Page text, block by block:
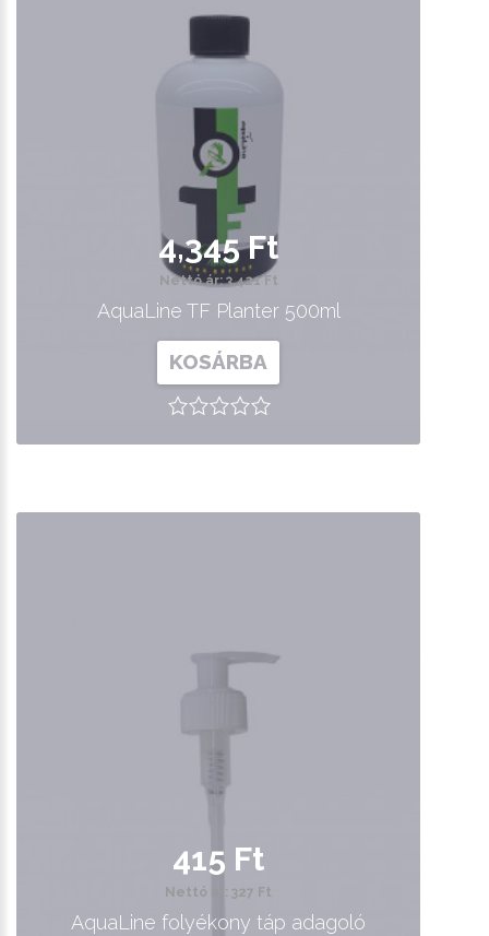
4,345 Ft
Nettó ár: 3,421 Ft
AquaLine TF Planter 500ml
KOSÁRBA
415 Ft
Nettó ár: 327 Ft
AquaLine folyékony táp adagoló